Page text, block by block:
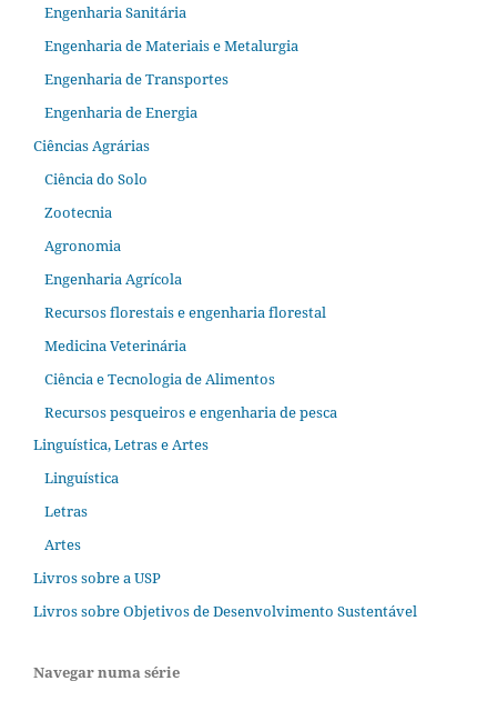
Engenharia Sanitária
Engenharia de Materiais e Metalurgia
Engenharia de Transportes
Engenharia de Energia
Ciências Agrárias
Ciência do Solo
Zootecnia
Agronomia
Engenharia Agrícola
Recursos florestais e engenharia florestal
Medicina Veterinária
Ciência e Tecnologia de Alimentos
Recursos pesqueiros e engenharia de pesca
Linguística, Letras e Artes
Linguística
Letras
Artes
Livros sobre a USP
Livros sobre Objetivos de Desenvolvimento Sustentável
Navegar numa série